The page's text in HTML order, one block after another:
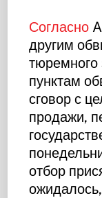
Согласно
другим
тюремного
пунктам
сговор с
продажи,
отбор